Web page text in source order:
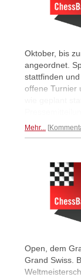
Oktober, bis
angeordnet.
stattfinden
offene Turnier
Mehr...
Open, dem
Grand Swiss.